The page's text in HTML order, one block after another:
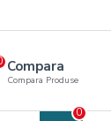
Compara
Compara Produse
0